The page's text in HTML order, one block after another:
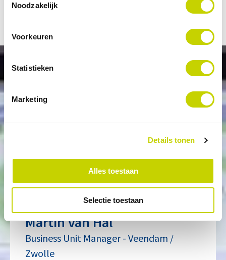
Noodzakelijk
Voorkeuren
Statistieken
Marketing
Details tonen
Alles toestaan
Selectie toestaan
Neem contact op met onze
experts voor meer
informatie over plant
design
Martinvan Hal
Business Unit Manager- Veendam /
Zwolle